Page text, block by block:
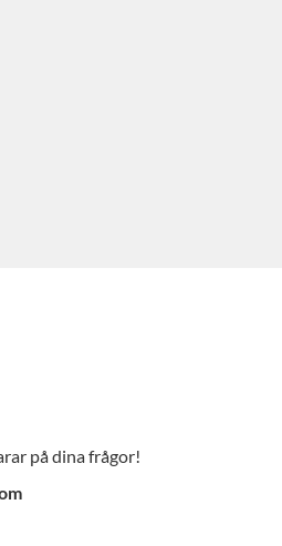
på dina frågor!